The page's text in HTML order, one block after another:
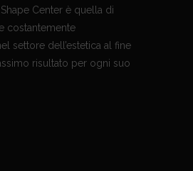
Center è quella di
costantemente
settore dell’estetica al fine
risultato per ogni suo